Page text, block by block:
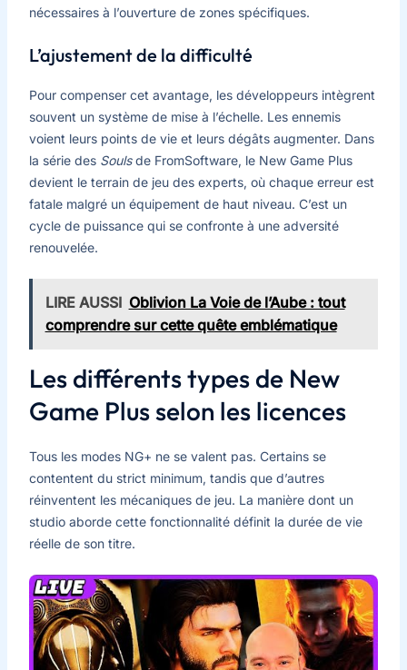
nécessaires à l’ouverture de zones spécifiques.
L’ajustement de la difficulté
Pour compenser cet avantage, les développeurs intègrent
souvent un système de mise à l’échelle. Les ennemis
voient leurs points de vie et leurs dégâts augmenter. Dans
la série des Soulsde FromSoftware, le New Game Plus
devient le terrain de jeu des experts, où chaque erreur est
fatale malgré un équipement de haut niveau. C’est un
cycle de puissance qui se confronte à une adversité
renouvelée.
LIRE AUSSI Oblivion La Voie de l’Aube : tout
comprendre sur cette quête emblématique
Les différents types de New
Game Plus selon les licences
Tous les modes NG+ ne se valent pas. Certains se
contentent du strict minimum, tandis que d’autres
réinventent les mécaniques de jeu. La manière dont un
studio aborde cette fonctionnalité définit la durée de vie
réelle de son titre.